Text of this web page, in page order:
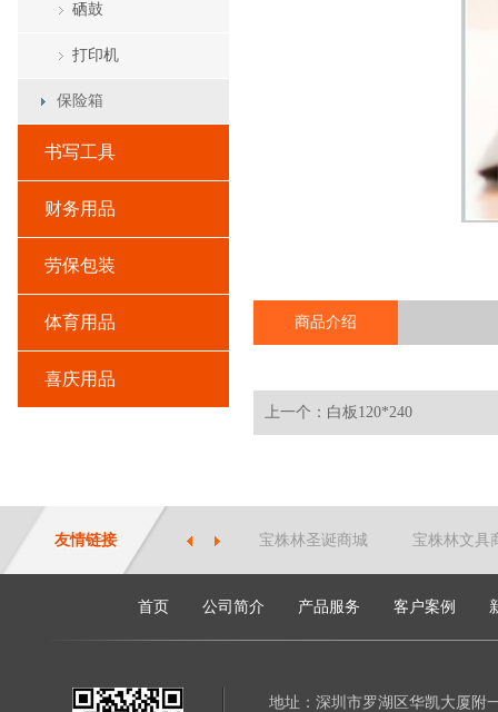
硒鼓
打印机
保险箱
书写工具
财务用品
劳保包装
体育用品
喜庆用品
商品介绍
上一个：白板120*240
友情链接 宝株林圣诞商城 宝株林文具
首页 公司简介 产品服务 客户案例
地址：深圳市罗湖区华凯大厦附